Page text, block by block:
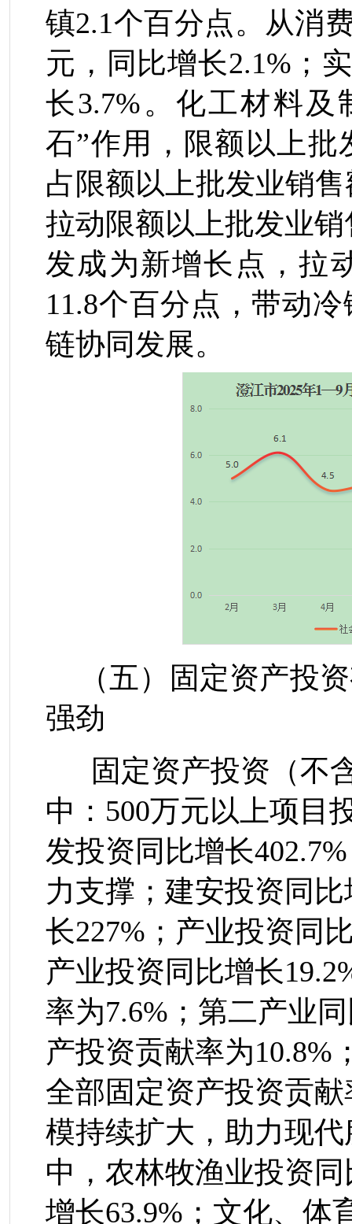
镇2.1个百分点。从消
元，同比增长2.1% ；
长3.7% 。化工材料及
石”作用，限额以上
占限额以上批发业销
拉动限额以上批发业
发成为新增长点，拉
11.8个百分点，带动
链协同发展。
（五）固定资产投
强劲
固定资产投资（不
中： 500万元以上项目
发投资同比增长402.7%
力支撑 ；建安投资同
长227% ；产业投资同
产业投资同比增长
率为7.6% ；第二产业
产投资贡献率为10.8%
全部固定资产投资贡献
模持续扩大，助力现
中，农林牧渔业投资
增长63.9% ；文化、体